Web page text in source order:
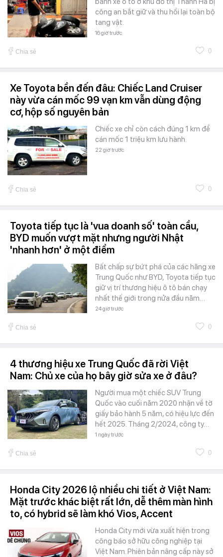
công an bắt giữ và thu hồi lại toàn bộ
tang vật.
16 giờ trước
Chia sẻ 0
Xe Toyota bền đến đâu: Chiếc Land Cruiser
này vừa cán mốc 99 vạn km vẫn dùng động
cơ, hộp số nguyên bản
Chiếc xe chỉ còn cách đúng 1 km để
cán mốc 1 triệu km lưu hành.
22 giờ trước
Chia sẻ 0
Toyota tiếp tục là 'vua doanh số' toàn cầu,
BYD muốn vượt mặt nhưng người Nhật
'nhanh hơn' ở một điểm
Bất chấp sự bứt phá của các hãng xe
Trung Quốc như BYD, Toyota tiếp tục
giữ vị trí thương hiệu ô tô bán chạy
nhất thế giới trong nửa đầu năm…
24 giờ trước
Chia sẻ 0
4 thương hiệu xe Trung Quốc đã rời Việt
Nam: Chủ xe của họ bây giờ sửa xe ở đâu?
Người mua một chiếc SUV Trung
Quốc vào cuối năm 2020 nhận về tờ
giấy bảo hành 5 năm, có hiệu lực đến
hết 2025. Tháng 2/2024, công ty…
1 ngày trước
Chia sẻ 0
Honda City 2026 lộ nhiều chi tiết ở Việt Nam:
Mặt trước khác biệt rất lớn, dễ thêm màn hình
to, có hybrid sẽ làm khó Vios, Accent
Honda City mới vừa xuất hiện trong
công báo sở hữu công nghiệp tại
Việt Nam. Phiên bản nâng cấp này sở